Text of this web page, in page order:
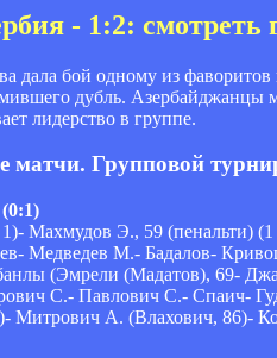
- 1:2:
дала бой одному из
дубль. Азербайджанцы
лидерство в группе.
Групповой
Махмудов Э., 59 (пенальти)
Медведев М.- Бадалов-
(Эмрели (Мадатов), 69-
С.- Павлович С.- Спаич-
Митрович А. (Влахович, 86)-